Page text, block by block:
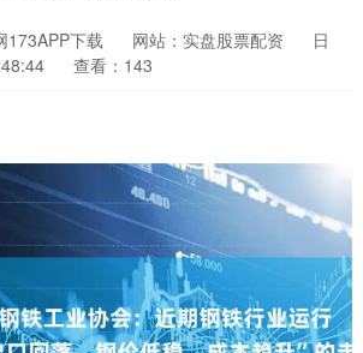
173APP下载 网站：实盘股票配资
日
查看：143